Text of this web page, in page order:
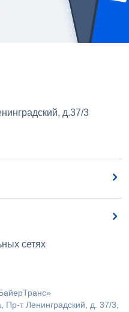
д.37/3
сетях
Пр-т Ленинградский, д. 37/3,